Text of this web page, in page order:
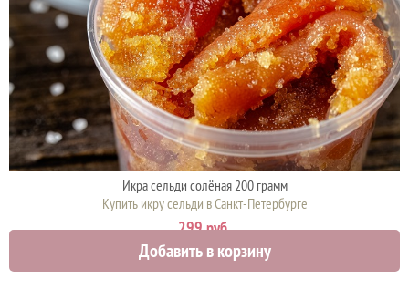
Икра сельди солёная 200 грамм
Купить икру сельди в Санкт-Петербурге
299 руб.
Добавить в корзину